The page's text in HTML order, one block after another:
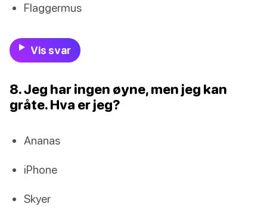
Flaggermus
Vis svar
8. Jeg har ingen øyne, men jeg kan
gråte. Hva er jeg?
Ananas
iPhone
Skyer